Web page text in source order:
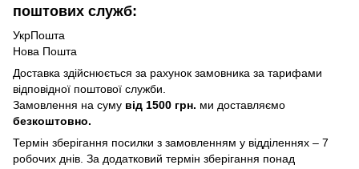
поштових служб:
УкрПошта
Нова Пошта
Доставка здійснюється за рахунок замовника за тарифами
відповідної поштової служби.
Замовлення на суму від 1500 грн. ми доставляємо
безкоштовно.
Термін зберігання посилки з замовленням у відділеннях – 7
робочих днів. За додатковий термін зберігання понад